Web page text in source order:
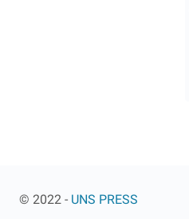
© 2022 - UNS PRESS